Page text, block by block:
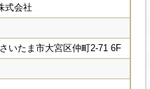
式会社
いたま市大宮区仲町2-71 6F